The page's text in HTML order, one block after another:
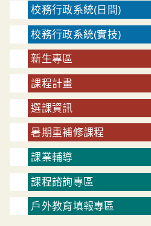
校務行政系統(日間)
校務行政系統(實技)
新生專區
課程計畫
選課資訊
暑期重補修課程
課業輔導
課程諮詢專區
戶外教育填報專區